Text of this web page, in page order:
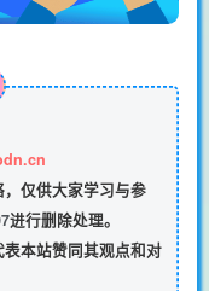
仅供大家学习与参
进行删除处理。
本站赞同其观点和对